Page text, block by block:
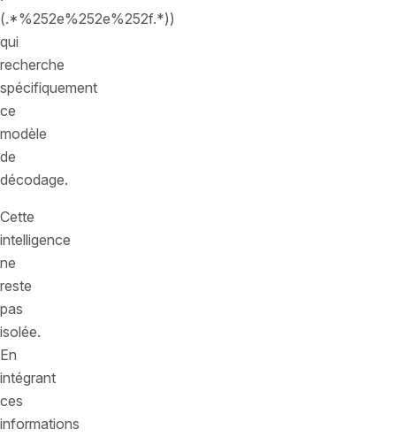
(.*%252e%252e%252f.*))
qui
recherche
spécifiquement
ce
modèle
de
décodage.
Cette
intelligence
ne
reste
pas
isolée.
En
intégrant
ces
informations